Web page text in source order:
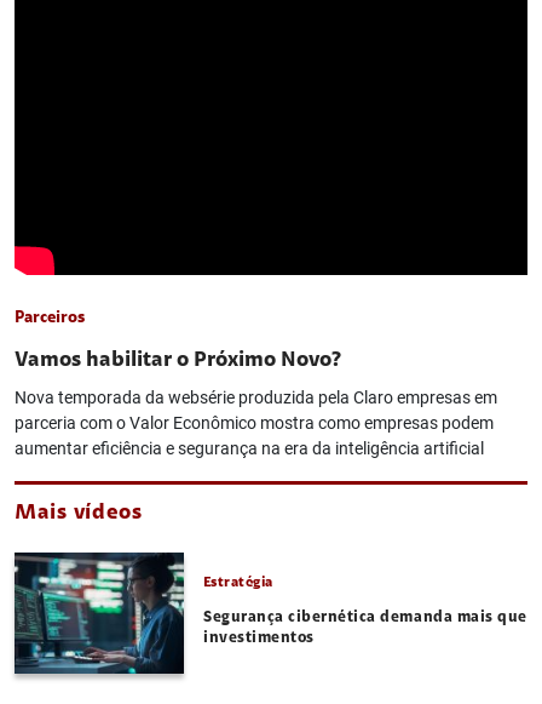
Parceiros
Vamos habilitar o Próximo Novo?
Nova temporada da websérie produzida pela Claro empresas em
parceria com o Valor Econômico mostra como empresas podem
aumentar eficiência e segurança na era da inteligência artificial
Mais vídeos
Estratégia
Segurança cibernética demanda mais que
investimentos